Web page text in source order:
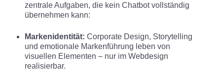
zentrale Aufgaben, die kein Chatbot vollständig
übernehmen kann:
Markenidentität: Corporate Design, Storytelling
und emotionale Markenführung leben von
visuellen Elementen – nur im Webdesign
realisierbar.